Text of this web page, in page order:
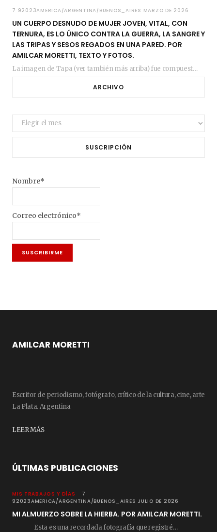
7 92023AMERICA/ARGENTINA/BUENOS_AIRES MARZO DE 2026
UN CUERPO DESNUDO DE MUJER JOVEN, VITAL, CON
TERNURA, ES LO ÚNICO CONTRA LA GUERRA, LA SANGRE Y
LAS TRIPAS Y SESOS REGADOS EN UNA PARED. POR
AMILCAR MORETTI, TEXTO Y FOTOS.
La imagen de Tapa (ver también más arriba) fue compuesta en estos días de febrero…
ARCHIVO
Archivo
SUSCRIPCIÓN
Nombre*
Correo electrónico*
AMILCAR MORETTI
Escritor de periodismo, fotógrafo, crítico de la cultura, cine, arte
La Plata. Argentina
LEER MÁS
ÚLTIMAS PUBLICACIONES
MIS TRABAJOS Y DÍAS
7
92023AMERICA/ARGENTINA/BUENOS_AIRES JULIO DE 2026
MI ALMUERZO SOBRE LA HIERBA. POR AMILCAR MORETTI.
Esta es una recordada fotografía que registré…